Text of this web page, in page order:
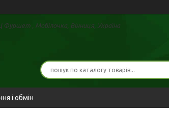
, Мобілочка, Вінниця, Україна
і обмін